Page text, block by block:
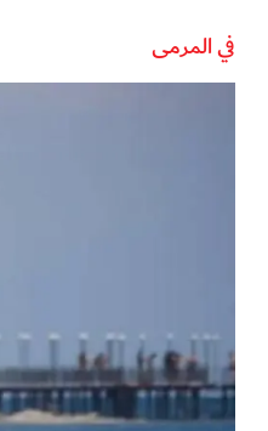
في المرمى